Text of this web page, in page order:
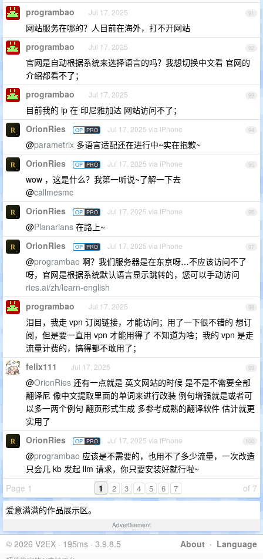
91
programbao Jul 17, 2025
网站服务在哪的？人目前在海外，打不开网站
92
programbao Jul 17, 2025
官网是自动根据系统来选择语言的吗？我想切换中文看 官网的
介绍都看不了；
93
programbao Jul 17, 2025
目前我的 ip 在 印尼雅加达 网站访问不了；
94
OrionRies OP PRO Jul 17, 2025 via iPhone
@parametrix 多语言适配还在进行中~实在抱歉~
95
OrionRies OP PRO Jul 17, 2025 via iPhone
wow ，这是什么？我第一听说~了解一下去
@callmesmc
96
OrionRies OP PRO Jul 17, 2025 via iPhone
@Planarians 在路上~
97
OrionRies OP PRO Jul 17, 2025 via iPhone
@programbao 啊？我们服务器是在东京呀…不应该访问不了
呀，官网是根据系统默认语言显示跳转的，您可以手动访问
ries.ai/zh/learn-english
98
programbao Jul 17, 2025
泪目，我走 vpn 订阅链接，才能访问；用了一下很不错的 想订
阅，但是要一直用 vpn 才能用得了 不知道为啥；我的 vpn 是走
流量计费的，搞得都不敢用了；
99
felix111 Jul 17, 2025
@OrionRies 还有一点就是 英文网站的时候 是不是不需要全部
翻译尼 像中文提取里面的单词来进行改装 例句增强就是或者可
以多一两个例句 翻页形式生成 多参考成熟的翻译软件 估计就更
实用了
100
OrionRies OP PRO Jul 17, 2025 via iPhone
@programbao 应该是不需要的，也用不了多少流量，一次改造
只会几 kb 发起 llm 请求，你只要安装好就行啦~
Page 1
of 7
1 2 3 4 5 6 7
爱意满满的作品展示区。
Advertisement
About · Language
© 2026 V2EX · 195ms · 3.9.8.5